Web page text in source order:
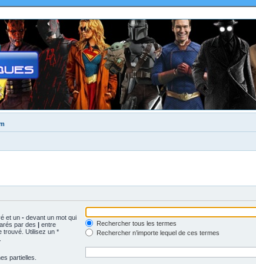
et un - devant un mot qui
par des | entre
trouvé. Utilisez un *
Rechercher tous les termes
Rechercher n’importe lequel de ces termes
partielles.